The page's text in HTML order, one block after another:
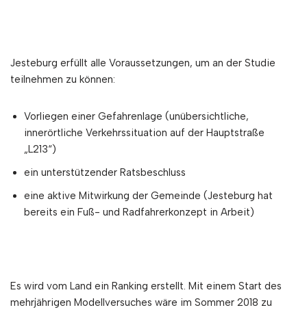
Jesteburg erfüllt alle Voraussetzungen, um an der Studie
teilnehmen zu können:
Vorliegen einer Gefahrenlage (unübersichtliche,
innerörtliche Verkehrssituation auf der Hauptstraße
„L213“)
ein unterstützender Ratsbeschluss
eine aktive Mitwirkung der Gemeinde (Jesteburg hat
bereits ein Fuß- und Radfahrerkonzept in Arbeit)
Es wird vom Land ein Ranking erstellt. Mit einem Start des
mehrjährigen Modellversuches wäre im Sommer 2018 zu